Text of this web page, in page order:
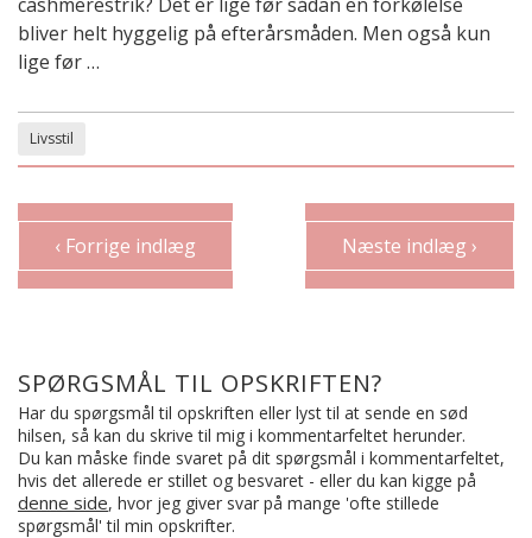
bliver helt hyggelig på efterårsmåden. Men også kun
lige før …
Livsstil
‹ Forrige indlæg Næste indlæg ›
SPØRGSMÅL TIL OPSKRIFTEN?
Har du spørgsmål til opskriften eller lyst til at sende en sød
hilsen, så kan du skrive til mig i kommentarfeltet herunder.
Du kan måske finde svaret på dit spørgsmål i kommentarfeltet,
hvis det allerede er stillet og besvaret - eller du kan kigge på
denne side, hvor jeg giver svar på mange 'ofte stillede
spørgsmål' til min opskrifter.